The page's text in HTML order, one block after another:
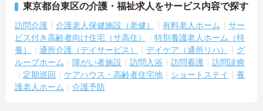
東京都台東区の介護・福祉求人をサービス内容で探す
訪問介護 介護老人保健施設（老健） 有料老人ホーム
サー
ビス付き高齢者向け住宅（サ高住）
特別養護老人ホーム（特
養）
通所介護（デイサービス） デイケア（通所リハ）
グ
ループホーム
障がい者施設 訪問入浴 訪問看護
訪問診療
定期巡回
ケアハウス・高齢者住宅地 ショートステイ
養
護老人ホーム
介護予防